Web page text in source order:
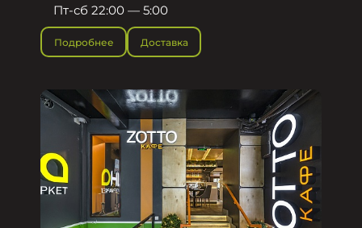
Пт-сб 22:00 — 5:00
Подробнее Доставка